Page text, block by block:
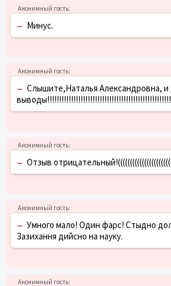
– Минус.
– Слышите,Наталья Александровна, и
– Отзыв
– Умного мало! Один фарс! Стыдно
Зазихання дийсно на науку.